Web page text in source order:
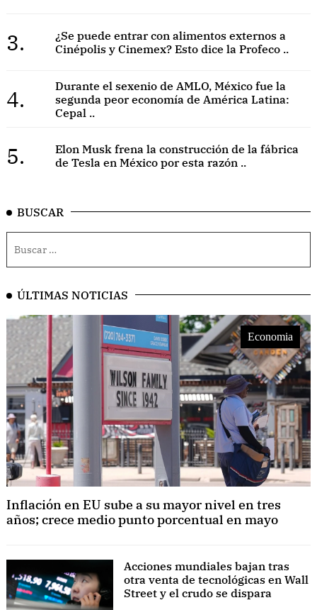
3.
¿Se puede entrar con alimentos externos a
Cinépolis y Cinemex? Esto dice la Profeco ..
4.
Durante el sexenio de AMLO, México fue la
segunda peor economía de América Latina:
Cepal ..
5.
Elon Musk frena la construcción de la fábrica
de Tesla en México por esta razón ..
BUSCAR
ÚLTIMAS NOTICIAS
Economia
Inflación en EU sube a su mayor nivel en tres
años; crece medio punto porcentual en mayo
Acciones mundiales bajan tras
otra venta de tecnológicas en Wall
Street y el crudo se dispara